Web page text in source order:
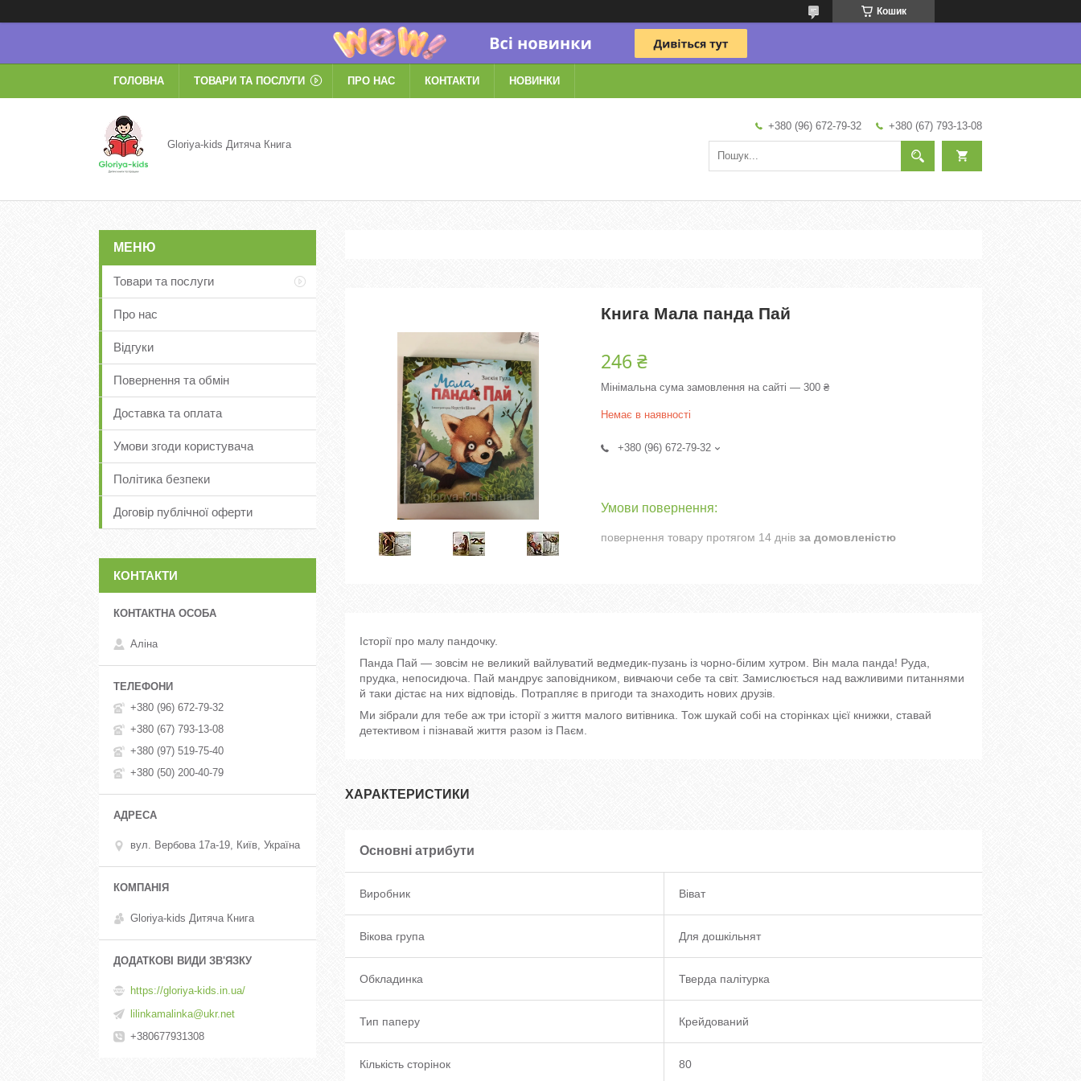
Кошик
ГОЛОВНА ТОВАРИ ТА ПОСЛУГИ ПРО НАС КОНТАКТИ НОВИНКИ
Gloriya-kids Дитяча Книга
+380 (96) 672-79-32 +380 (67) 793-13-08
Книга Мала панда Пай
246 ₴
Мінімальна сума замовлення на сайті — 300 ₴
Немає в наявності
+380 (96) 672-79-32
повернення товару протягом 14 днів за домовленістю
Історії про малу пандочку.
Панда Пай — зовсім не великий вайлуватий ведмедик-пузань із чорно-білим хутром. Він мала панда! Руда,
прудка, непосидюча. Пай мандрує заповідником, вивчаючи себе та світ. Замислюється над важливими питаннями
й таки дістає на них відповідь. Потрапляє в пригоди та знаходить нових друзів.
Ми зібрали для тебе аж три історії з життя малого витівника. Тож шукай собі на сторінках цієї книжки, ставай
детективом і пізнавай життя разом із Паєм.
ХАРАКТЕРИСТИКИ
Основні атрибути
Виробник Віват
Вікова група Для дошкільнят
Обкладинка Тверда палітурка
Тип паперу Крейдований
Кількість сторінок 80
Товари та послуги
Про нас
Відгуки
Повернення та обмін
Доставка та оплата
Умови згоди користувача
Політика безпеки
Договір публічної оферти
КОНТАКТИ
Аліна
+380 (96) 672-79-32
+380 (67) 793-13-08
+380 (97) 519-75-40
+380 (50) 200-40-79
вул. Вербова 17а-19, Київ, Україна
Gloriya-kids Дитяча Книга
https://gloriya-kids.in.ua/
lilinkamalinka@ukr.net
+380677931308